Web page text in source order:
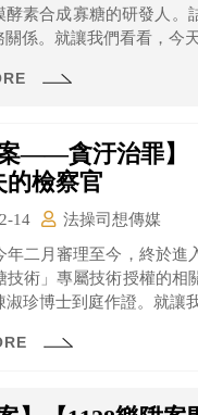
酵素合成寡糖的研發人。
關係。就讓我們看看，今
案——貪汙治罪】
的檢察官
14
法操司想傳媒
年二月審理至今，終於進
技術」專屬技術授權的相
淑珍博士到庭作證。就讓